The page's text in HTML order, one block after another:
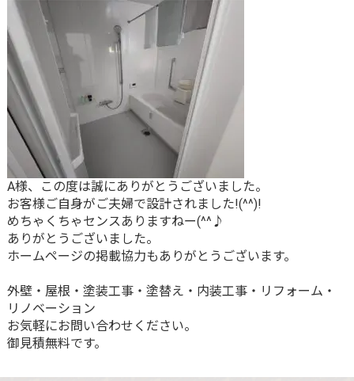
A様、この度は誠にありがとうございました。
お客様ご自身がご夫婦で設計されました!(^^)!
めちゃくちゃセンスありますねー(^^♪
ありがとうございました。
ホームページの掲載協力もありがとうございます。
外壁・屋根・塗装工事・塗替え・内装工事・リフォーム・
リノベーション
お気軽にお問い合わせください。
御見積無料です。